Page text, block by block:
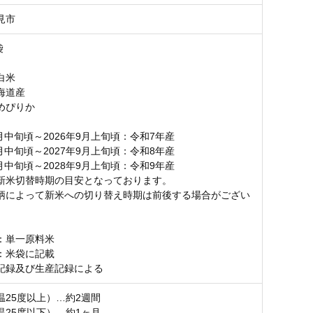
市
米
道産
ぴりか
中旬頃～2026年9月上旬頃：令和7年産
中旬頃～2027年9月上旬頃：令和8年産
中旬頃～2028年9月上旬頃：令和9年産
切替時期の目安となっております。
によって新米への切り替え時期は前後する場合がござい
単一原料米
米袋に記載
及び生産記録による
25度以上）…約2週間